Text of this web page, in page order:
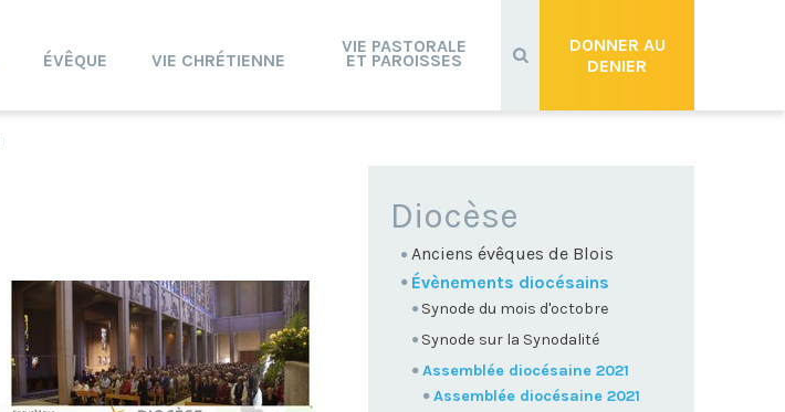
DONNER AU
DENIER
ÉVÊQUE VIE CHRÉTIENNE
VIE PASTORALE
ET PAROISSES
NAVIGATION
Diocèse
Anciens évêques de Blois
Évènements diocésains
Synode du mois d'octobre
Synode sur la Synodalité
Assemblée diocésaine 2021
Assemblée diocésaine 2021